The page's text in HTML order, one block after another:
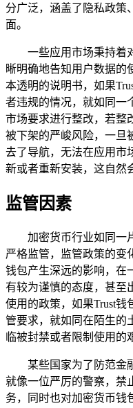
分广泛，涵盖了隐私政策
面。
一些应用市场秉持着
晰明确地告知用户数据的
本透明的说明书，如果
者违规的情况，就如同一
市场要求进行整改，若整
被下架的严峻风险，一旦
去了导航，无法在应用市
新或者重新安装，这自然
监管因素
加密货币行业如同一
严格监管，监管政策的变
钱包产生深远的影响，在
有较为谨慎的态度，甚至
使用的政策，如果Trust
管要求，就如同在陌生的
临被封禁或者限制使用的
某些国家为了防范金
就像一位严厉的警察，禁
务，同时也对加密货币钱